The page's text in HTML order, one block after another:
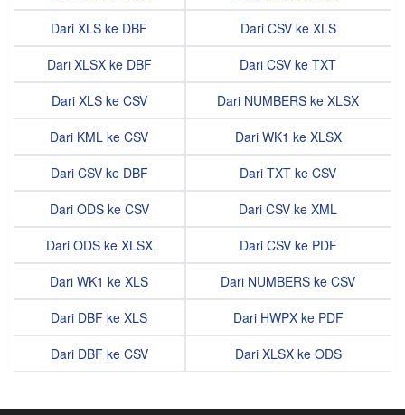
Dari XLS ke DBF
Dari XLSX ke DBF
Dari XLS ke CSV
Dari KML ke CSV
Dari CSV ke DBF
Dari ODS ke CSV
Dari ODS ke XLSX
Dari WK1 ke XLS
Dari DBF ke XLS
Dari DBF ke CSV
Dari CSV ke XLS
Dari CSV ke TXT
Dari NUMBERS ke XLSX
Dari WK1 ke XLSX
Dari TXT ke CSV
Dari CSV ke XML
Dari CSV ke PDF
Dari NUMBERS ke CSV
Dari HWPX ke PDF
Dari XLSX ke ODS